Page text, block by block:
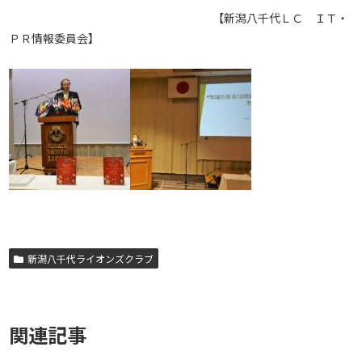
【新潟八千代ＬＣ ＩＴ・
ＰＲ情報委員会】
新潟八千代ライオンズクラブ
関連記事